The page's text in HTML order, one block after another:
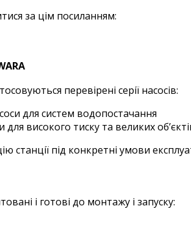
за цім посиланням:
перевірені серії насосів:
для систем водопостачання
високого тиску та великих
станції під конкретні умови
і готові до монтажу і запуску: